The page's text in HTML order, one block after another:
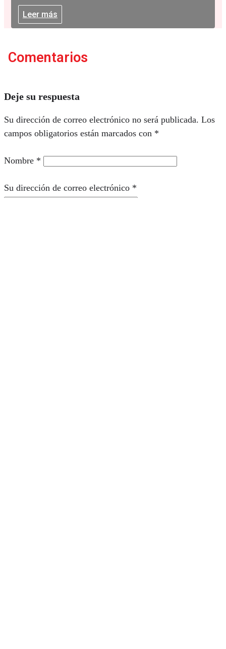
Leer más
Comentarios
Deje su respuesta
Su dirección de correo electrónico no será publicada. Los
campos obligatorios están marcados con *
Nombre *
Su dirección de correo electrónico *